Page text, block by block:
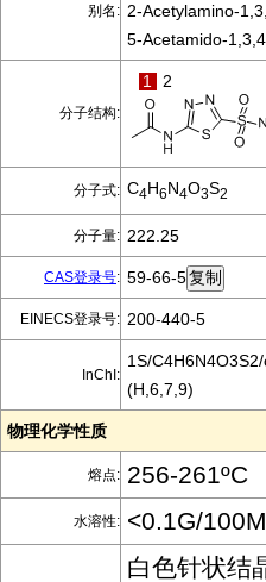
别名: 2-Acetylamino-
5-Acetamido-
分子结构:
1 2
分子式: C4H6N4O3S2
分子量: 222.25
CAS登录号: 59-66-5
EINECS登录号: 200-440-5
InChI:
1S/
(H,6,7,9)
物理化学性质
熔点: 256-261ºC
水溶性: <0.1G/
白色针状结